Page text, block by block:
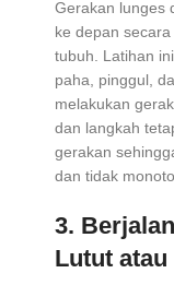
Gerakan lunges
ke depan
tubuh. Latihan
paha, pinggul,
melakukan
dan langkah
gerakan
dan tidak
3.
Lutut